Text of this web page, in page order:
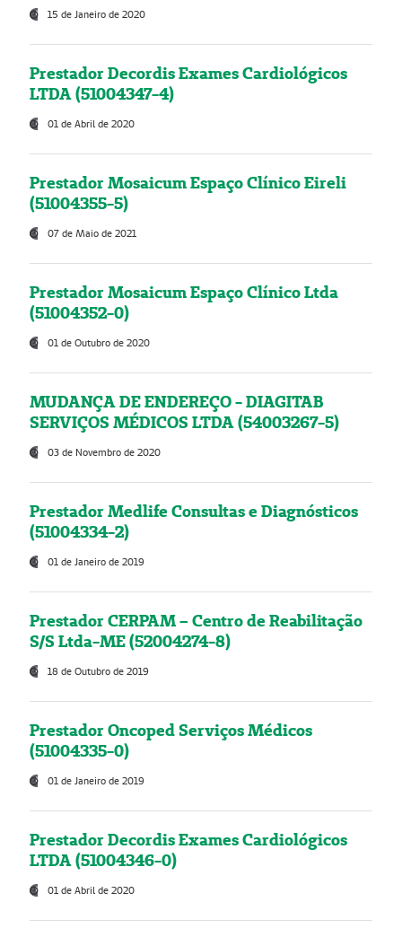
15 de Janeiro de 2020
Prestador Decordis Exames Cardiológicos
LTDA (51004347-4)
01 de Abril de 2020
Prestador Mosaicum Espaço Clínico Eireli
(51004355-5)
07 de Maio de 2021
Prestador Mosaicum Espaço Clínico Ltda
(51004352-0)
01 de Outubro de 2020
MUDANÇA DE ENDEREÇO - DIAGITAB
SERVIÇOS MÉDICOS LTDA (54003267-5)
03 de Novembro de 2020
Prestador Medlife Consultas e Diagnósticos
(51004334-2)
01 de Janeiro de 2019
Prestador CERPAM – Centro de Reabilitação
S/S Ltda-ME (52004274-8)
18 de Outubro de 2019
Prestador Oncoped Serviços Médicos
(51004335-0)
01 de Janeiro de 2019
Prestador Decordis Exames Cardiológicos
LTDA (51004346-0)
01 de Abril de 2020